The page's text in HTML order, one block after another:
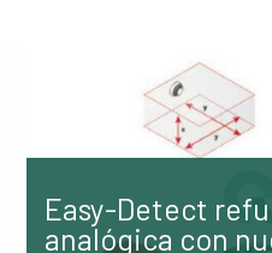
Easy-Detect
analógica con